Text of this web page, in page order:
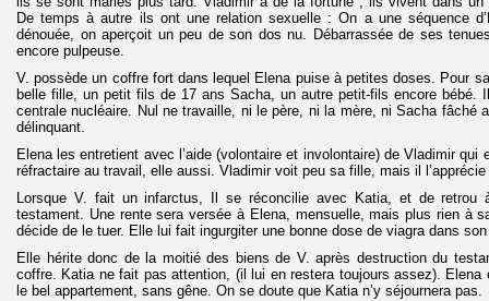
De temps à autre ils ont une relation sexuelle : On a une séquence
dénouée, on aperçoit un peu de son dos nu. Débarrassée de ses
encore pulpeuse.
V. possède un coffre fort dans lequel Elena puise à petites doses. Pour
belle fille, un petit fils de 17 ans Sacha, un autre petit-fils encore bébé.
centrale nucléaire. Nul ne travaille, ni le père, ni la mère, ni Sacha fâché
délinquant.
Elena les entretient avec l’aide (volontaire et involontaire) de Vladimir
réfractaire au travail, elle aussi. Vladimir voit peu sa fille, mais il
Lorsque V. fait un infarctus, Il se réconcilie avec Katia, et de retrou
testament. Une rente sera versée à Elena, mensuelle, mais plus rien à
décide de le tuer. Elle lui fait ingurgiter une bonne dose de viagra dans
Elle hérite donc de la moitié des biens de V. après destruction du
coffre. Katia ne fait pas attention, (il lui en restera toujours assez). Elena
le bel appartement, sans gêne. On se doute que Katia n’y séjournera pas.